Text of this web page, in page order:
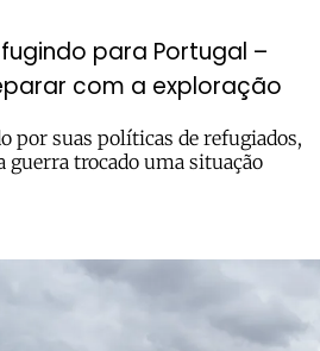
para Portugal –
com a exploração
por suas políticas de refugiados,
guerra trocado uma situação